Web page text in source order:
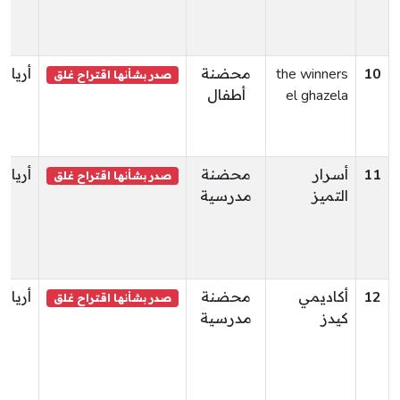
10
the winners
el ghazela
محضنة
أطفال
صدر بشأنها اقتراح غلق
11
أسرار
التميز
محضنة
مدرسية
صدر بشأنها اقتراح غلق
12
أكاديمي
كيدز
محضنة
مدرسية
صدر بشأنها اقتراح غلق